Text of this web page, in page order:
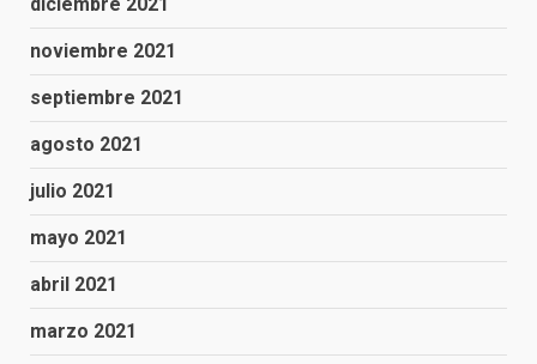
noviembre 2021
septiembre 2021
agosto 2021
julio 2021
mayo 2021
abril 2021
marzo 2021